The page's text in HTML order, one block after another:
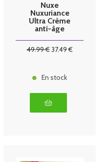
Nuxe
Nuxuriance
Ultra Crème
anti-âge
49.99€37.49€
En stock